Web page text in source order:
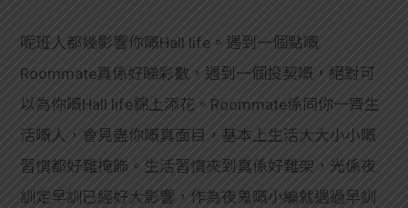
呢班人都幾影響你嘅Hall life。遇到一個點嘅
Roommate真係好睇彩數，遇到一個投契嘅，絕對可
以為你嘅Hall life錦上添花。Roommate係同你一齊生
活嘅人，會見盡你嘅真面目，基本上生活大大小小嘅
習慣都好難掩飾。生活習慣夾到真係好難架，光係夜
訓定早訓已經好大影響，作為夜鬼嘅小編就遇過早訓